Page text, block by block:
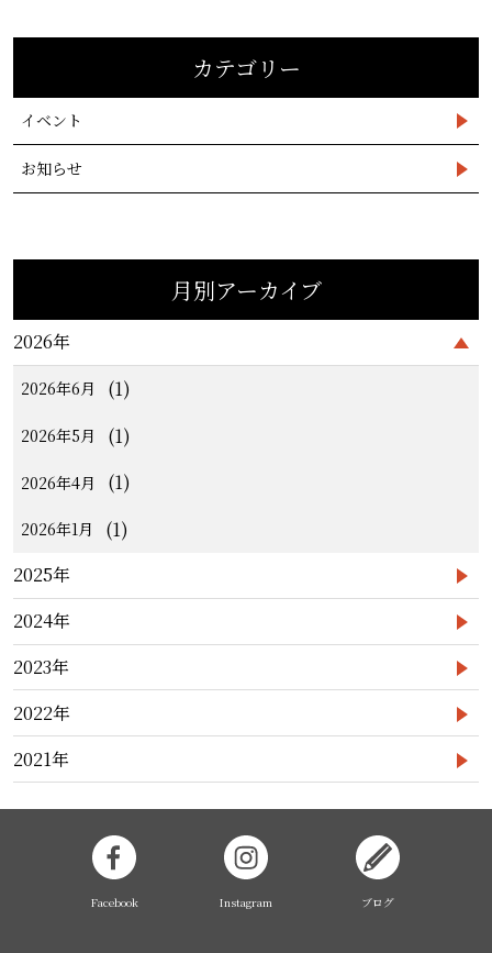
カテゴリー
イベント
お知らせ
月別アーカイブ
2026年
2026年6月 (1)
2026年5月 (1)
2026年4月 (1)
2026年1月
(1)
2025年
2024年
2023年
2022年
2021年
Facebook Instagram ブログ